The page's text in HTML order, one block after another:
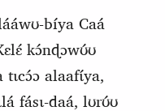
bíya Caá
kɔ́nɖɔwʊ́ʊ
tɩcɔ́ɔ alaafɩ́ya,
fásɩ-daá, lʊrʊ́ʊ